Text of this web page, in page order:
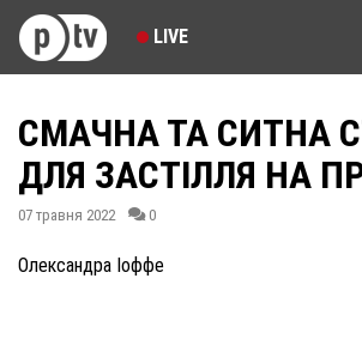
LIVE
СМАЧНА ТА СИТНА
ДЛЯ ЗАСТІЛЛЯ НА
07 травня 2022 0
Олександра Іоффе